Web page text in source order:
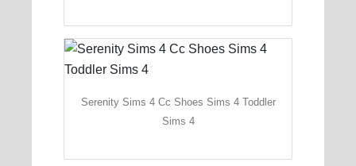
Serenity Sims 4 Cc Shoes Sims 4 Toddler
Sims 4